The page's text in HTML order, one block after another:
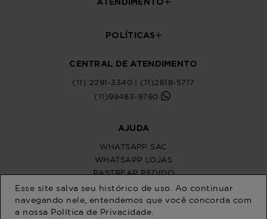
Esse site salva seu histórico de uso. Ao continuar
navegando nele, entendemos que você concorda com
a nossa Política de Privacidade